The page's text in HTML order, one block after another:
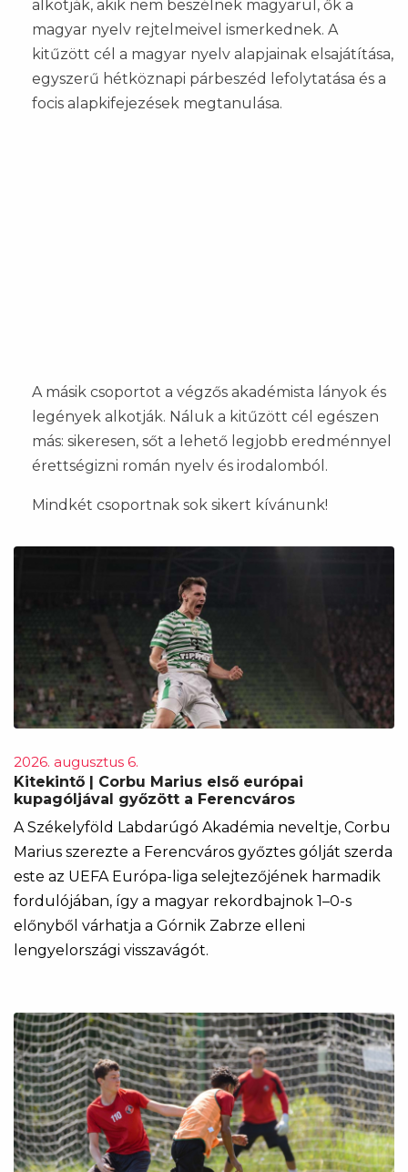
alkotják, akik nem beszélnek magyarul, ők a
magyar nyelv rejtelmeivel ismerkednek. A
kitűzött cél a magyar nyelv alapjainak elsajátítása,
egyszerű hétköznapi párbeszéd lefolytatása és a
focis alapkifejezések megtanulása.
A másik csoportot a végzős akadémista lányok és
legények alkotják. Náluk a kitűzött cél egészen
más: sikeresen, sőt a lehető legjobb eredménnyel
érettségizni román nyelv és irodalomból.
Mindkét csoportnak sok sikert kívánunk!
2026. augusztus 6.
Kitekintő | Corbu Marius első európai
kupagóljával győzött a Ferencváros
A Székelyföld Labdarúgó Akadémia neveltje, Corbu
Marius szerezte a Ferencváros győztes gólját szerda
este az UEFA Európa-liga selejtezőjének harmadik
fordulójában, így a magyar rekordbajnok 1–0-s
előnyből várhatja a Górnik Zabrze elleni
lengyelországi visszavágót.